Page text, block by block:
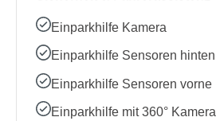
Einparkhilfe Kamera
Einparkhilfe Sensoren hinten
Einparkhilfe Sensoren vorne
Einparkhilfe mit 360° Kamera